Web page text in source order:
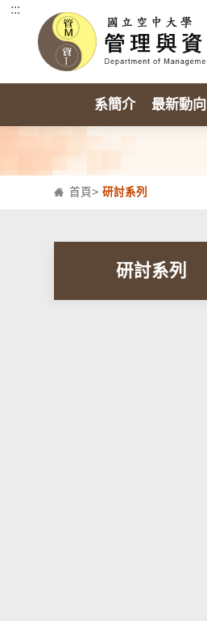
跳到主要內容區塊
:::
系簡介 最新動向
首頁> 研討系列
研討系列